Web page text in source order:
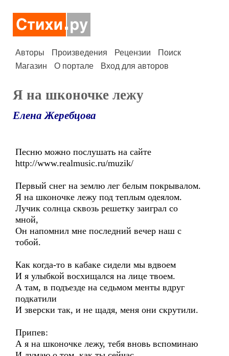
Авторы Произведения Рецензии
Поиск
Магазин
О портале Вход для авторов
Я на шконочке лежу
Елена Жеребцова
Песню можно послушать на сайте
http://www.realmusic.ru/muzik/
Первый снег на землю лег белым покрывалом.
Я на шконочке лежу под теплым одеялом.
Лучик солнца сквозь решетку заиграл со
мной,
Он напомнил мне последний вечер наш с
тобой.
Как когда-то в кабаке сидели мы вдвоем
И я улыбкой восхищался на лице твоем.
А там, в подъезде на седьмом менты вдруг
подкатили
И зверски так, и не щадя, меня они скрутили.
Припев:
А я на шконочке лежу, тебя вновь вспоминаю